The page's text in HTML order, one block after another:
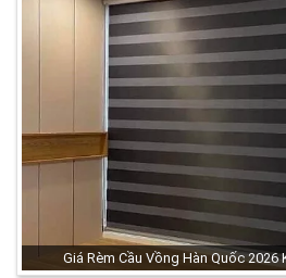
Giá Rèm Cầu Vồng Hàn Quốc 2026